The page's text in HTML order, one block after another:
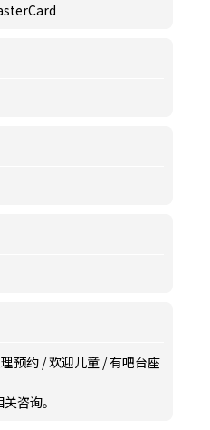
预约 /欢迎儿童 /有吧台座
咨询。